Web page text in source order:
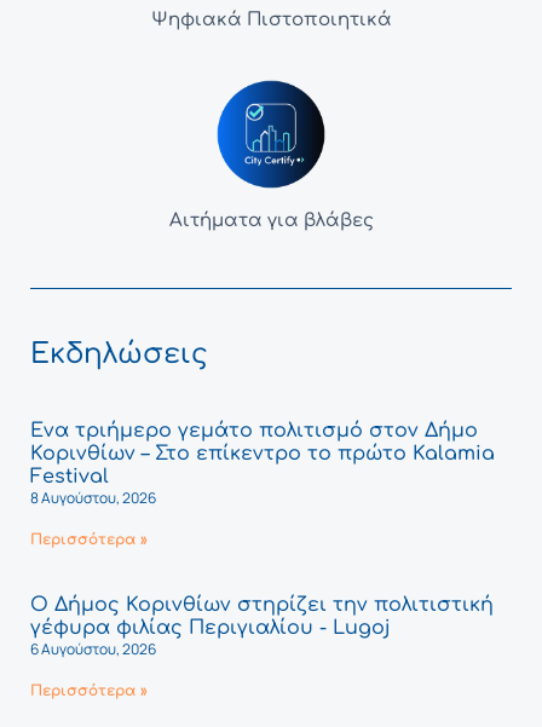
Ψηφιακά Πιστοποιητικά
Αιτήματα για βλάβες
Εκδηλώσεις
Ένα τριήμερο γεμάτο πολιτισμό στον Δήμο
Κορινθίων – Στο επίκεντρο το πρώτο Kalamia
Festival
8 Αυγούστου, 2026
Περισσότερα »
Ο Δήμος Κορινθίων στηρίζει την πολιτιστική
γέφυρα φιλίας Περιγιαλίου - Lugoj
6 Αυγούστου, 2026
Περισσότερα »